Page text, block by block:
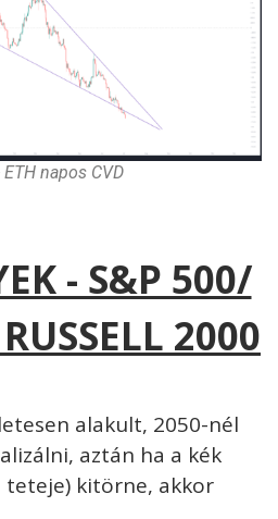
napos CVD
- S&P 500/
2000
alakult, 2050-nél
aztán ha a kék
teteje) kitörne, akkor